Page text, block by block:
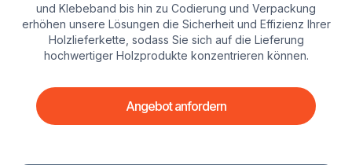
und Klebeband bis hin zu Codierung und Verpackung
erhöhen unsere Lösungen die Sicherheit und Effizienz Ihrer
Holzlieferkette, sodass Sie sich auf die Lieferung
hochwertiger Holzprodukte konzentrieren können.
Angebot anfordern